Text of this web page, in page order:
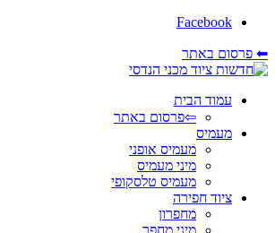
Facebook
⬅ פרסום באתר
עמוד הבית
⇦פרסום באתר
מעמיס
מעמיס אופני
מיני מעמיס
מעמיס טלסקופי
ציוד חפירה
מחפרון
מיני מחפר